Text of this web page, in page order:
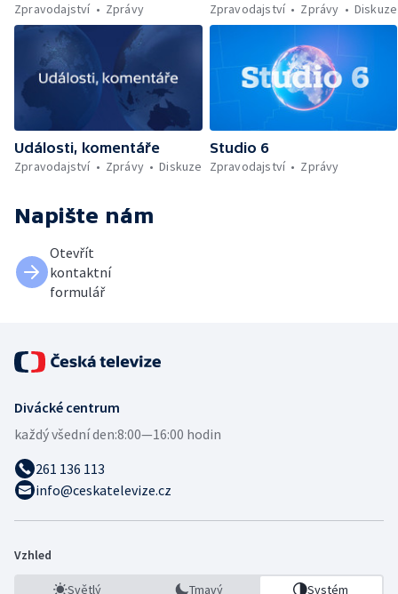
Zpravodajství
Zprávy
Zpravodajství
Zprávy Diskuze
Události, komentáře
Zpravodajství
Zprávy Diskuze
Studio 6
Zpravodajství
Zprávy
Napište nám
Otevřít
kontaktní
formulář
Divácké centrum
každý všední den:8:00—16:00 hodin
261 136 113
info@ceskatelevize.cz
Vzhled
Světlý Tmavý Systém